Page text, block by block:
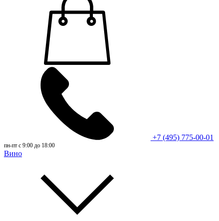
+7 (495) 775-00-01
пн-пт с 9:00 до 18:00
Вино